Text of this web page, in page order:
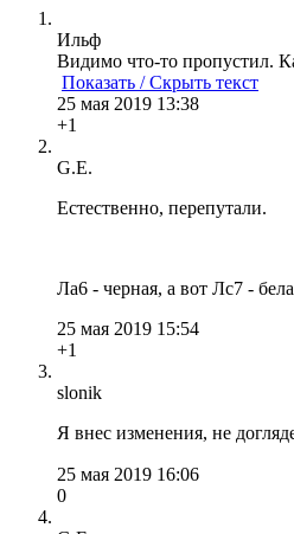
Ильф
Видимо что-то пропустил.
Показать / Скрыть текст
25 мая 2019 13:38
+1
G.E.
Естественно, перепутали.
Ла6 - черная, а вот Лс7 -
25 мая 2019 15:54
+1
slonik
Я внес изменения, не
25 мая 2019 16:06
0